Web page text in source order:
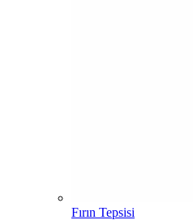
Fırın Tepsisi